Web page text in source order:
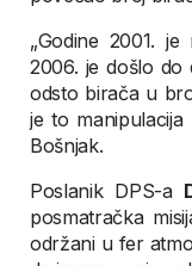
„Godine 2001.
2006. je došlo do
odsto birača u
je to
Bošnjak.
Poslanik DPS-a
posmatračka
održani u fer